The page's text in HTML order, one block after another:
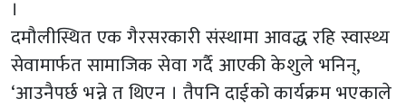
।
दमौलीस्थित एक गैरसरकारी संस्थामा आवद्ध रहि स्वास्थ्य
सेवामार्फत सामाजिक सेवा गर्दै आएकी केशुले भनिन्,
‘आउनैपर्छ भन्ने त थिएन । तैपनि दाईको कार्यक्रम भएकाले